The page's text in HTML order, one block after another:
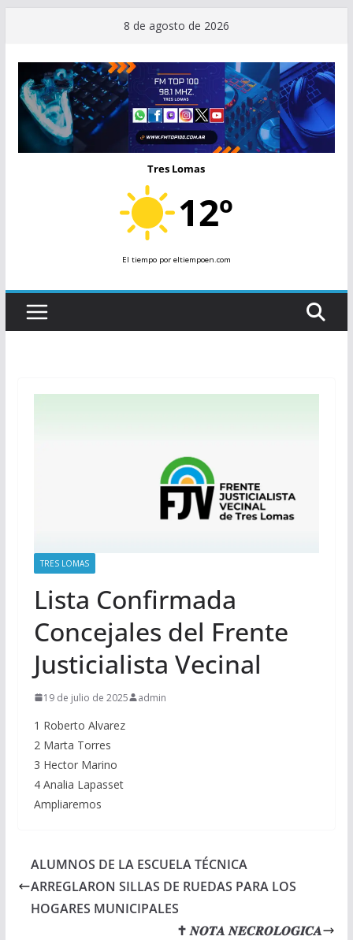
contenido
8 de agosto de 2026
Tres Lomas
12º
El tiempopor eltiempoen.com
TRES LOMAS
Lista Confirmada
Concejales del Frente
Justicialista Vecinal
19 de julio de 2025 admin
1 Roberto Alvarez
2 Marta Torres
3 Hector Marino
4 Analia Lapasset
Ampliaremos
ALUMNOS DE LA ESCUELA TÉCNICA
ARREGLARON SILLAS DE RUEDAS PARA LOS
HOGARES MUNICIPALES
✝ 𝑵𝑶𝑻𝑨 𝑵𝑬𝑪𝑹𝑶𝑳𝑶𝑮𝑰𝑪𝑨